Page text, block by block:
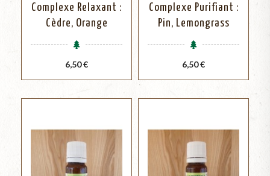
Complexe Relaxant :
Cèdre, Orange
Prix
6,50 €
Complexe Purifiant :
Pin, Lemongrass
Prix
6,50 €